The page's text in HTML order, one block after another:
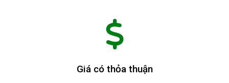
Giá có thỏa thuận